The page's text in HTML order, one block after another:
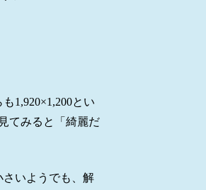
1,920×1,200とい
てみると「綺麗だ
いようでも、解